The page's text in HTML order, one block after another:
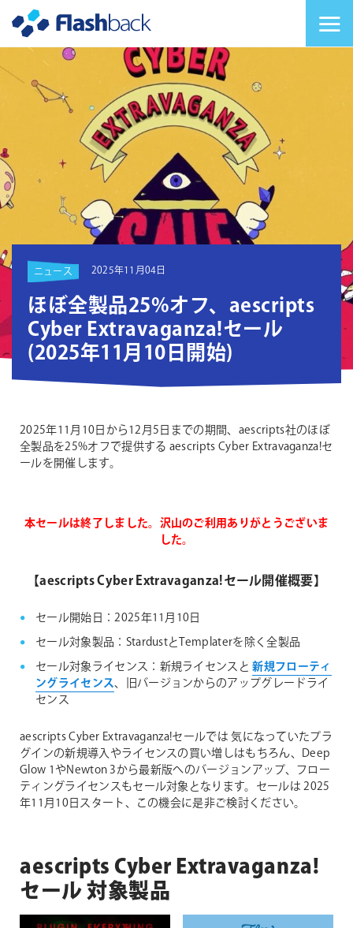
ニュース 2025年11月04日
ほぼ全製品25%オフ、aescripts
Cyber Extravaganza!セール
(2025年11月10日開始)
2025年11月10日から12月5日までの期間、aescripts社のほぼ
全製品を25%オフで提供する aescripts Cyber Extravaganza!セ
ールを開催します。
本セールは終了しました。沢山のご利用ありがとうございま
した。
【aescripts Cyber Extravaganza!セール開催概要】
セール開始日：2025年11月10日
セール対象製品：StardustとTemplaterを除く全製品
セール対象ライセンス：新規ライセンスと新規フローティ
ングライセンス、旧バージョンからのアップグレードライ
センス
aescripts Cyber Extravaganza!セールでは 気になっていたプラ
グインの新規導入やライセンスの買い増しはもちろん、Deep
Glow 1やNewton 3から最新版へのバージョンアップ、フロー
ティングライセンスもセール対象となります。セールは 2025
年11月10日スタート、この機会に是非ご検討ください。
aescripts Cyber Extravaganza!
セール 対象製品